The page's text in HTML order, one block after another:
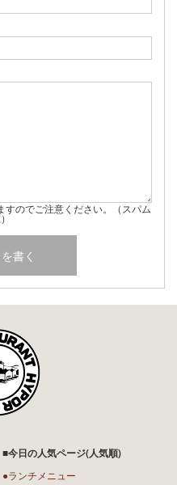
すのでご注意ください。（スパム
■今日の人気ページ(人気順)
●ランチメニュー